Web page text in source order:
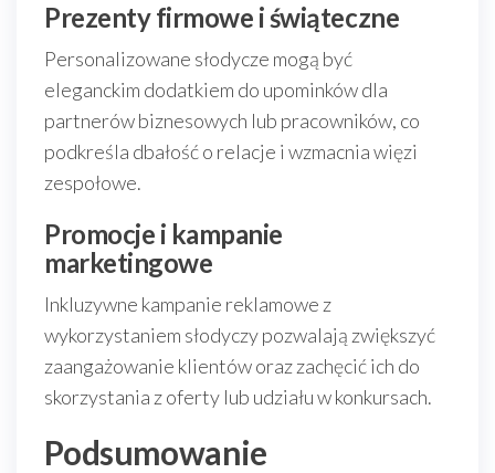
Prezenty firmowe i świąteczne
Personalizowane słodycze mogą być
eleganckim dodatkiem do upominków dla
partnerów biznesowych lub pracowników, co
podkreśla dbałość o relacje i wzmacnia więzi
zespołowe.
Promocje i kampanie
marketingowe
Inkluzywne kampanie reklamowe z
wykorzystaniem słodyczy pozwalają zwiększyć
zaangażowanie klientów oraz zachęcić ich do
skorzystania z oferty lub udziału w konkursach.
Podsumowanie